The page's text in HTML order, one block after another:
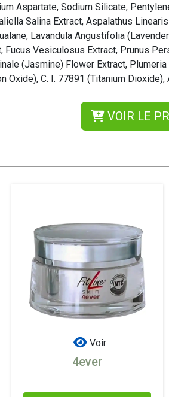
Aspartate, Sodium Silicate,
Salina Extract, Aspalathus
Lavandula Angustifolia
Vesiculosus Extract, Prunus
(Jasmine) Flower Extract,
Oxide), C. I. 77891 (Titanium Dioxide),
VOIR LE
Voir
4ever